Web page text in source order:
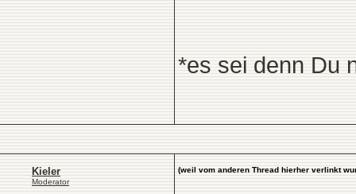
*es sei denn Du
Kieler
Moderator
(weil vom anderen Thread hierher verlinkt